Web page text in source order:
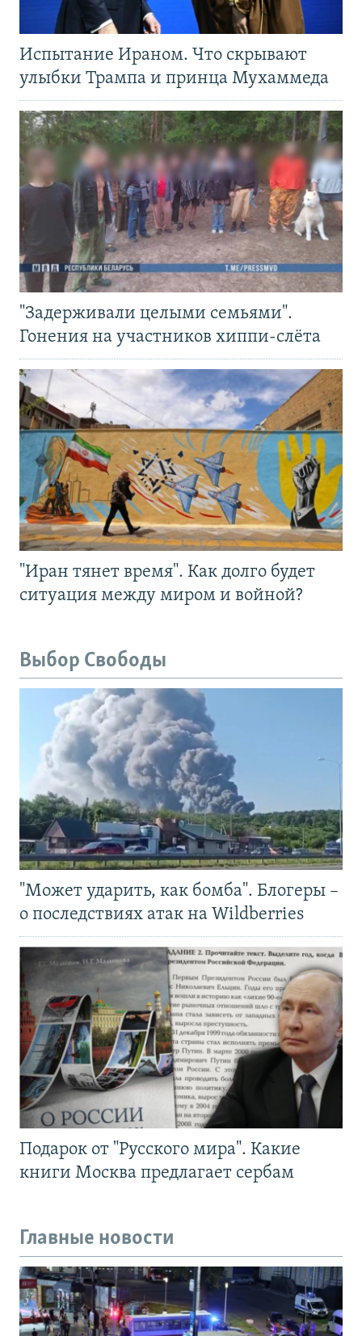
Испытание Ираном. Что скрывают
улыбки Трампа и принца Мухаммеда
"Задерживали целыми семьями".
Гонения на участников хиппи-слёта
"Иран тянет время". Как долго будет
ситуация между миром и войной?
Выбор Свободы
"Может ударить, как бомба". Блогеры –
о последствиях атак на Wildberries
Подарок от "Русского мира". Какие
книги Москва предлагает сербам
Главные новости